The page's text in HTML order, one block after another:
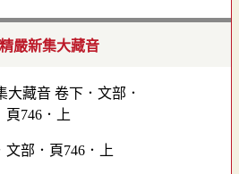
精嚴新集大藏音
文部．頁746．上